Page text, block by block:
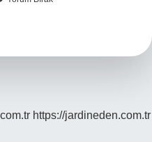
https://jardineden.com.tr